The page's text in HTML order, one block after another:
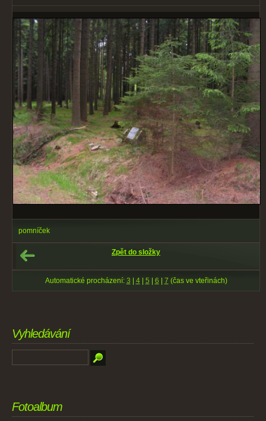
pomníček
Zpět do složky
Automatické procházení: 3 4| 5 6 7 (čas ve vteřinách)
Vyhledávání
Fotoalbum